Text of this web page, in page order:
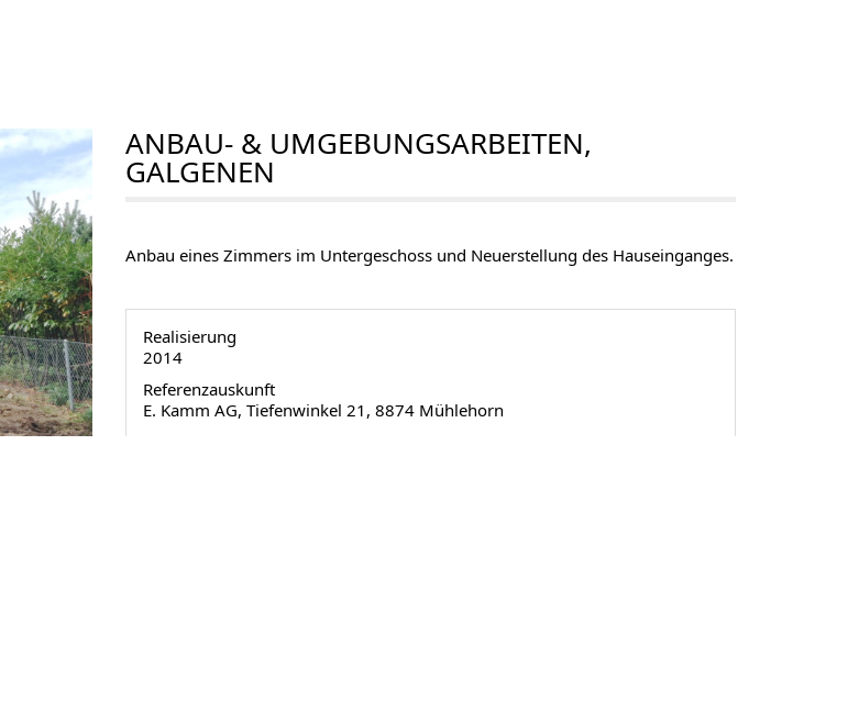
ANBAU- & UMGEBUNGSARBEITEN,
GALGENEN
Anbau eines Zimmers im Untergeschoss und Neuerstellung des Hauseinganges.
Realisierung
2014
Referenzauskunft
E. Kamm AG, Tiefenwinkel 21, 8874 Mühlehorn